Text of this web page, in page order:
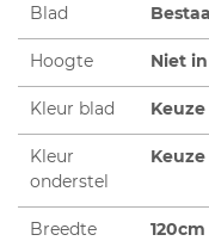
Blad
Hoogte Niet
Kleur blad
Kleur
onderstel
Breedte